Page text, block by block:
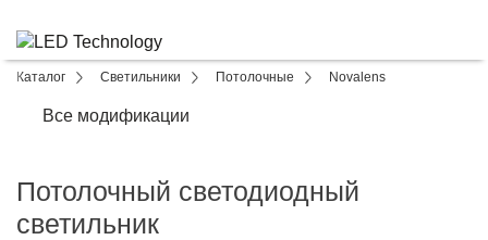
Каталог Светильники Потолочные Novalens
Все модификации
Потолочный светодиодный
светильник